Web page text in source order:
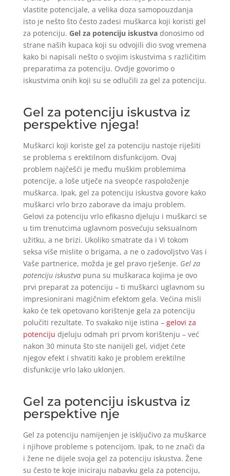
vlastite potencijale, a velika doza samopouzdanja
isto je nešto što često zadesi muškarca koji koristi gel
za potenciju. Gel za potenciju iskustvadonosimo od
strane naših kupaca koji su odvojili dio svog vremena
kako bi napisali nešto o svojim iskustvima s različitim
preparatima za potenciju. Ovdje govorimo o
iskustvima onih koji su se odlučili za gel za potenciju.
Gel za potenciju iskustva iz
perspektive njega!
Muškarci koji koriste gel za potenciju nastoje riješiti
se problema s erektilnom disfunkcijom. Ovaj
problem najčešći je među muškim problemima
potencije, a loše utječe na sveopće raspoloženje
muškarca. Ipak, gel za potenciju iskustva govore kako
muškarci vrlo brzo zaborave da imaju problem.
Gelovi za potenciju vrlo efikasno djeluju i muškarci se
u tim trenutcima uglavnom posvećuju seksualnom
užitku, a ne brizi. Ukoliko smatrate da i Vi tokom
seksa više mislite o brigama, a ne o zadovoljstvo Vas i
Vaše partnerice, možda je gel pravo rješenje. Gel za
potenciju iskustvapuna su muškaraca kojima je ovo
prvi preparat za potenciju – ti muškarci uglavnom su
impresionirani magičnim efektom gela. Većina misli
kako će tek opetovano korištenje gela za potenciju
polučiti rezultate. To svakako nije istina – gelovi za
potenciju djeluju odmah pri prvom korištenju – već
nakon 30 minuta što ste nanijeli gel, vidjet ćete
njegov efekt i shvatiti kako je problem erektilne
disfunkcije vrlo lako uklonjen.
Gel za potenciju iskustva iz
perspektive nje
Gel za potenciju namijenjen je isključivo za muškarce
i njihove probleme s potencijom. Ipak, to ne znači da
i žene ne dijele svoja gel za potenciju iskustva. Žene
su često te koje iniciraju nabavku gela za potenciju,